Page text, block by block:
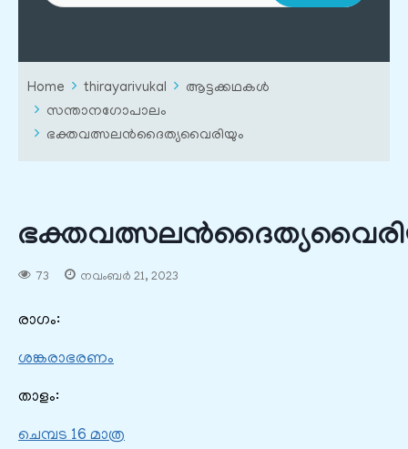
Home thirayarivukal
ആട്ടക്കഥകൾ
സന്താനഗോപാലം
ഭക്തവത്സലൻദൈത്യവൈരിയും
73 നവംബർ 21, 2023
രാഗം:
ശങ്കരാഭരണം
താളം:
ചെമ്പട 16 മാത്ര